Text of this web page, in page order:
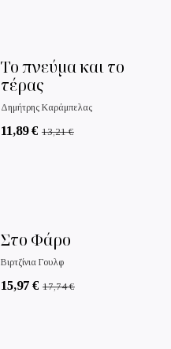
Το πνεύμα και το
τέρας
Δημήτρης Καράμπελας
11,89€ 13,21€
Στο Φάρο
Βιρτζίνια Γουλφ
15,97€ 17,74€